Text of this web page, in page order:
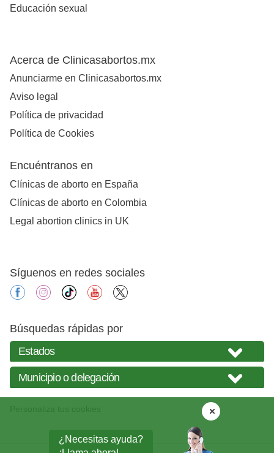
¿Necesitas ayuda?
Educación sexual
Acerca de Clinicasabortos.mx
Anunciarme en Clinicasabortos.mx
Aviso legal
Política de privacidad
Política de Cookies
Encuéntranos en
Clínicas de aborto en España
Clínicas de aborto en Colombia
Legal abortion clinics in UK
Síguenos en redes sociales
facebookinstagram
tiktok youtube
Búsquedas rápidas por